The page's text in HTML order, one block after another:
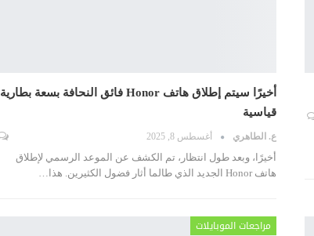
أخيرًا سيتم إطلاق هاتف Honor فائق النحافة بسعة بطارية
قياسية
ع. الطاهري أغسطس 8, 2025
أخيرًا، وبعد طول انتظار، تم الكشف عن الموعد الرسمي لإطلاق
هاتف Honor الجديد الذي طالما أثار فضول الكثيرين. هذا
…
مراجعات الموبايلات